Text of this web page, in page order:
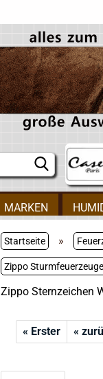
MARKEN
Startseite »
Zippo Sturmfeuerzeuge
Zippo Sternzeichen
« Erster «